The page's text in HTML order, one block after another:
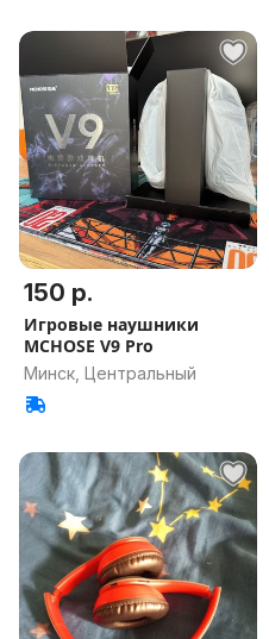
150 р.
Игровые наушники
MCHOSE V9 Pro
Минск, Центральный